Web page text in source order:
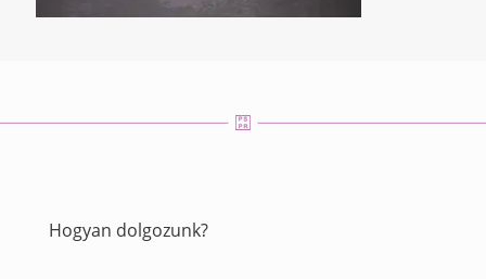
Hogyan dolgozunk?